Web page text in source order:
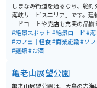
しまなみ街道を通るなら、絶
海峡サービスエリア」です。建
ードコートや売店も充実の品
リアならではの蛇口から出る
に人気です。しまなみのオブジ
ら眺める瀬戸内海の風景は、と
#絶景スポット #絶景ロード #
#カフェ｜軽食#商業施設#ソ
#麺類#お酒
亀老山展望公園
亀老山展望公園は、大島の吉